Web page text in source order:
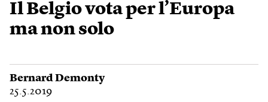
Il Belgio vota per l’Europa
ma non solo
Bernard Demonty
25.5.2019